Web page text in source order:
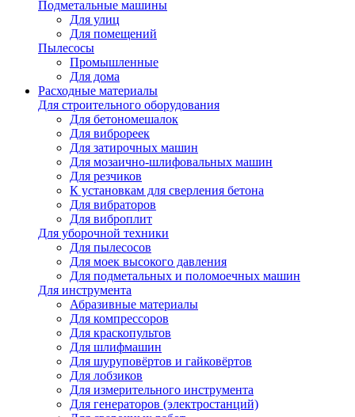
Подметальные машины
Для улиц
Для помещений
Пылесосы
Промышленные
Для дома
Расходные материалы
Для строительного оборудования
Для бетономешалок
Для виброреек
Для затирочных машин
Для мозаично-шлифовальных машин
Для резчиков
К установкам для сверления бетона
Для вибраторов
Для виброплит
Для уборочной техники
Для пылесосов
Для моек высокого давления
Для подметальных и поломоечных машин
Для инструмента
Абразивные материалы
Для компрессоров
Для краскопультов
Для шлифмашин
Для шуруповёртов и гайковёртов
Для лобзиков
Для измерительного инструмента
Для генераторов (электростанций)